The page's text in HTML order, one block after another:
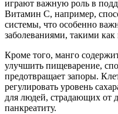
играют важную роль в
Витамин C, например,
системы, что особенно
заболеваниями, такими как
Кроме того, манго
улучшить пищеварение,
предотвращает запоры.
регулировать уровень
для людей, страдающих от
панкреатиту.